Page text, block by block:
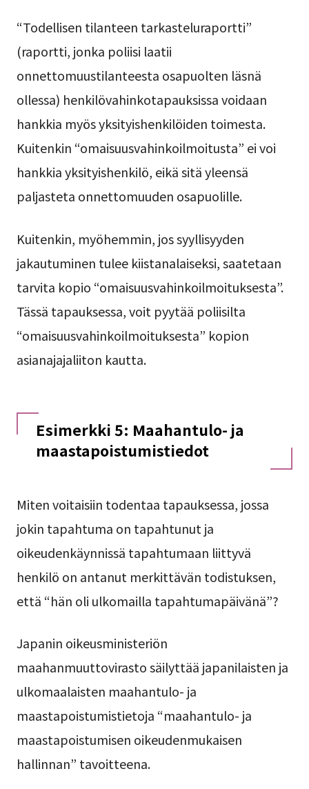
“Todellisen tilanteen tarkasteluraportti”
(raportti, jonka poliisi laatii
onnettomuustilanteesta osapuolten läsnä
ollessa) henkilövahinkotapauksissa voidaan
hankkia myös yksityishenkilöiden toimesta.
Kuitenkin “omaisuusvahinkoilmoitusta” ei voi
hankkia yksityishenkilö, eikä sitä yleensä
paljasteta onnettomuuden osapuolille.
Kuitenkin, myöhemmin, jos syyllisyyden
jakautuminen tulee kiistanalaiseksi, saatetaan
tarvita kopio “omaisuusvahinkoilmoituksesta”.
Tässä tapauksessa, voit pyytää poliisilta
“omaisuusvahinkoilmoituksesta” kopion
asianajajaliiton kautta.
Esimerkki 5: Maahantulo- ja
maastapoistumistiedot
Miten voitaisiin todentaa tapauksessa, jossa
jokin tapahtuma on tapahtunut ja
oikeudenkäynnissä tapahtumaan liittyvä
henkilö on antanut merkittävän todistuksen,
että “hän oli ulkomailla tapahtumapäivänä”?
Japanin oikeusministeriön
maahanmuuttovirasto säilyttää japanilaisten ja
ulkomaalaisten maahantulo- ja
maastapoistumistietoja “maahantulo- ja
maastapoistumisen oikeudenmukaisen
hallinnan” tavoitteena.